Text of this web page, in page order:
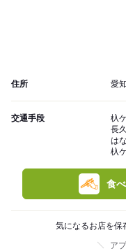
住所 愛
交通手段
杁
長
は
杁
食
気になるお店を保
ア